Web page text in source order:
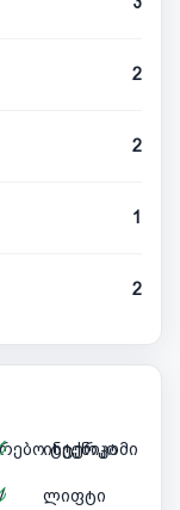
2
2
1
2
ტექნიკა
ინტერკომი
ლიფტი